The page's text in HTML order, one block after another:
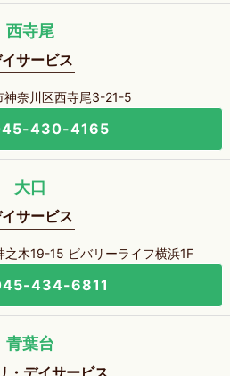
西寺尾
サービス
神奈川区西寺尾3-21-5
430-4165
大口
サービス
之木19-15 ビバリーライフ横浜1F
434-6811
青葉台